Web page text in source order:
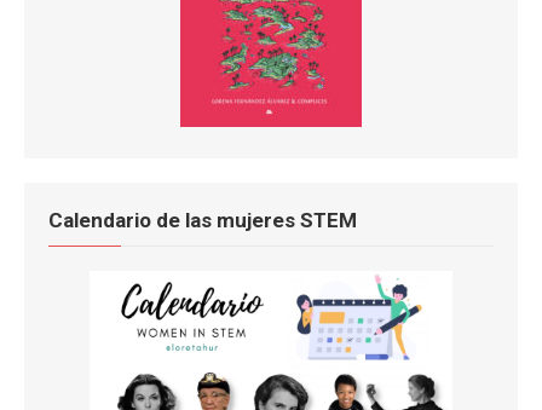
Calendario de las mujeres STEM